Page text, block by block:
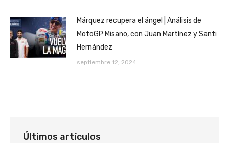
Márquez recupera el ángel | Análisis de
MotoGP Misano, con Juan Martínez y Santi
Hernández
septiembre 12, 2024
Últimos artículos